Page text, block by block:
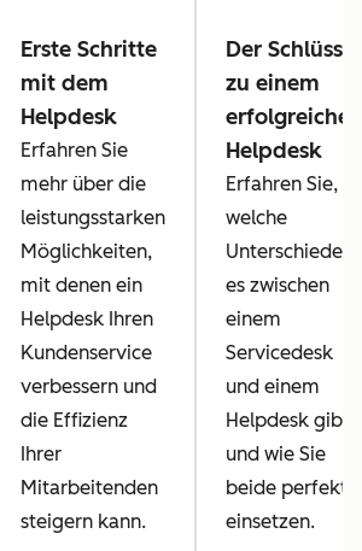
Erste Schritte
mit dem
Helpdesk
Erfahren Sie
mehr über die
leistungsstarken
Möglichkeiten,
mit denen ein
Helpdesk Ihren
Kundenservice
verbessern und
die Effizienz
Ihrer
Mitarbeitenden
steigern kann.
Der Schlüssel
zu einem
erfolgreichen
Helpdesk
Erfahren Sie,
welche
Unterschiede
es zwischen
einem
Servicedesk
und einem
Helpdesk gibt
und wie Sie
beide perfekt
einsetzen.